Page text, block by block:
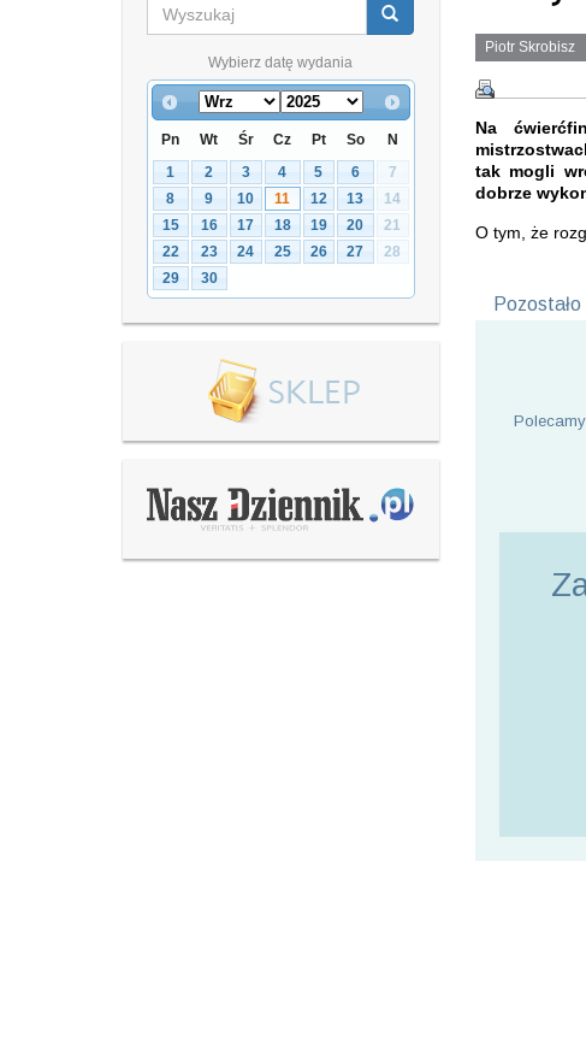
Wybierz datę wydania
Pn Wt Śr Cz Pt So
N
1
2 3 4 5 6
7
8
9 10 11 12 13
14
15
16 17 18 19 20
21
22
23 24 25 26 27
28
29
30
Piotr Skrobisz
Na
tak mogli
dobrze
O tym, że